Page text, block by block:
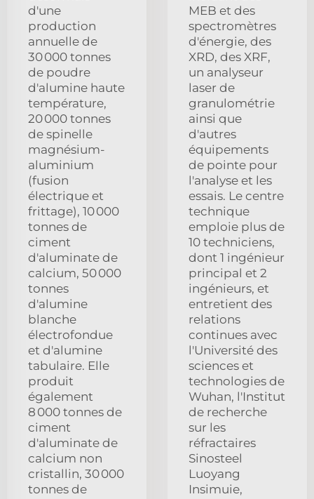
d'une
production
annuelle de
30 000 tonnes
de poudre
d'alumine haute
température,
20 000 tonnes
de spinelle
magnésium-
aluminium
(fusion
électrique et
frittage), 10 000
tonnes de
ciment
d'aluminate de
calcium, 50 000
tonnes
d'alumine
blanche
électrofondue
et d'alumine
tabulaire. Elle
produit
également
8 000 tonnes de
ciment
d'aluminate de
calcium non
cristallin, 30 000
tonnes de
MEB et des
spectromètres
d'énergie, des
XRD, des XRF,
un analyseur
laser de
granulométrie
ainsi que
d'autres
équipements
de pointe pour
l'analyse et les
essais. Le centre
technique
emploie plus de
10 techniciens,
dont 1 ingénieur
principal et 2
ingénieurs, et
entretient des
relations
continues avec
l'Université des
sciences et
technologies de
Wuhan, l'Institut
de recherche
sur les
réfractaires
Sinosteel
Luoyang
Insimuie,